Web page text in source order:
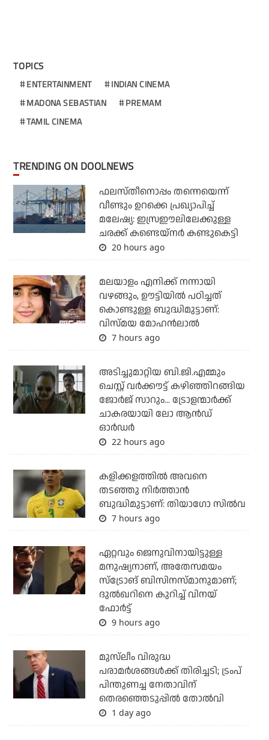
TOPICS
ENTERTAINMENT
INDIAN CINEMA
MADONA SEBASTIAN
PREMAM
TAMIL CINEMA
TRENDING ON DOOLNEWS
ഫലസ്തീനൊപ്പം തന്നെയെന്ന്
വീണ്ടും ഉറക്കെ പ്രഖ്യാപിച്ച്
മലേഷ്യ: ഇസ്രഈലിലേക്കുള്ള
ചരക്ക് കണ്ടെയ്‌നര്‍ കണ്ടുകെട്ടി
20 hours ago
മലയാളം എനിക്ക് നന്നായി
വഴങ്ങും, ഊട്ടിയില്‍ പഠിച്ചത്
കൊണ്ടുള്ള ബുദ്ധിമുട്ടാണ്:
വിസ്മയ മോഹന്‍ലാല്‍
7 hours ago
അടിച്ചുമാറ്റിയ ബി.ജി.എമ്മും
ചെസ്റ്റ് വര്‍ക്കൗട്ട് കഴിഞ്ഞിറങ്ങിയ
ജോര്‍ജ് സാറും... ട്രോളന്മാര്‍ക്ക്
ചാകരയായി ലോ ആന്‍ഡ്
ഓര്‍ഡര്‍
22 hours ago
കളിക്കളത്തില്‍ അവനെ
തടഞ്ഞു നിര്‍ത്താന്‍
ബുദ്ധിമുട്ടാണ്: തിയാഗോ സില്‍വ
7 hours ago
ഏറ്റവും ജെനുവിനായിട്ടുള്ള
മനുഷ്യനാണ്, അതേസമയം
സ്‌ട്രോങ് ബിസിനസ്മാനുമാണ്;
ദുല്‍ഖറിനെ കുറിച്ച് വിനയ്
ഫോര്‍ട്ട്
9 hours ago
മുസ്‌ലീം വിരുദ്ധ
പരാമര്‍ശങ്ങള്‍ക്ക് തിരിച്ചടി; ട്രംപ്
പിന്തുണച്ച നേതാവിന്
തെരഞ്ഞെടുപ്പില്‍ തോല്‍വി
1 day ago